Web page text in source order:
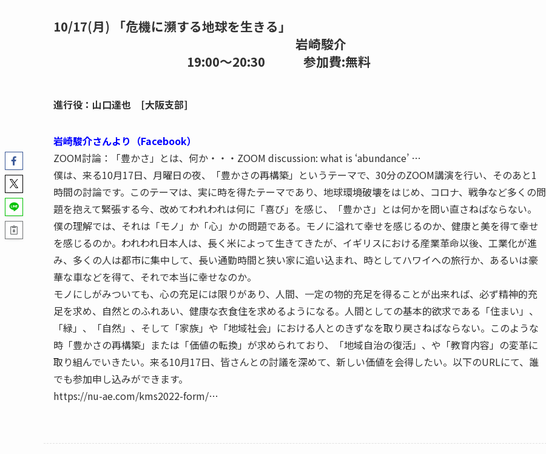
10/17(月) 「危機に瀕する地球を生きる」
岩崎駿介
19:00～20:30 参加費:無料
進行役：山口達也 [大阪支部]
岩崎駿介さんより（Facebook）
ZOOM討論：「豊かさ」とは、何か・・・ZOOM discussion: what is ‘abundance’ …
僕は、来る10月17日、月曜日の夜、「豊かさの再構築」というテーマで、30分のZOOM講演を行い、そのあと1
時間の討論です。このテーマは、実に時を得たテーマであり、地球環境破壊をはじめ、コロナ、戦争など多くの問
題を抱えて緊張する今、改めてわれわれは何に「喜び」を感じ、「豊かさ」とは何かを問い直さねばならない。
僕の理解では、それは「モノ」か「心」かの問題である。モノに溢れて幸せを感じるのか、健康と美を得て幸せ
を感じるのか。われわれ日本人は、長く米によって生きてきたが、イギリスにおける産業革命以後、工業化が進
み、多くの人は都市に集中して、長い通勤時間と狭い家に追い込まれ、時としてハワイへの旅行か、あるいは豪
華な車などを得て、それで本当に幸せなのか。
モノにしがみついても、心の充足には限りがあり、人間、一定の物的充足を得ることが出来れば、必ず精神的充
足を求め、自然とのふれあい、健康な衣食住を求めるようになる。人間としての基本的欲求である「住まい」、
「緑」、「自然」、そして「家族」や「地域社会」における人とのきずなを取り戻さねばならない。このような
時「豊かさの再構築」または「価値の転換」が求められており、「地域自治の復活」、や「教育内容」の変革に
取り組んでいきたい。来る10月17日、皆さんとの討議を深めて、新しい価値を会得したい。以下のURLにて、誰
でも参加申し込みができます。
https://nu-ae.com/kms2022-form/…